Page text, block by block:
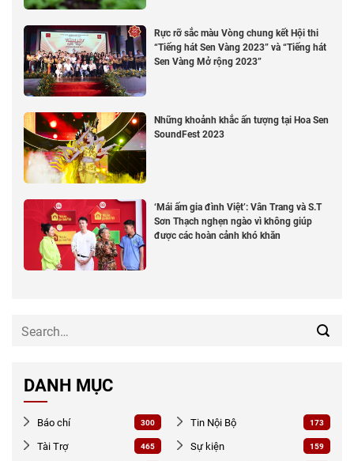
Rực rỡ sắc màu Vòng chung kết Hội thi
“Tiếng hát Sen Vàng 2023” và “Tiếng hát
Sen Vàng Mở rộng 2023”
Những khoảnh khắc ấn tượng tại Hoa Sen
SoundFest 2023
‘Mái ấm gia đình Việt’: Vân Trang và S.T
Sơn Thạch nghẹn ngào vì không giúp
được các hoàn cảnh khó khăn
DANH MỤC
Báo chí 300 Tin Nội Bộ 173
Tài Trợ 465 Sự kiện 159